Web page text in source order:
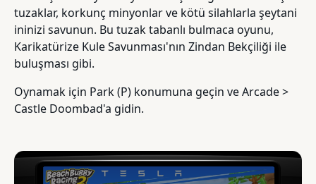
tuzaklar, korkunç minyonlar ve kötü silahlarla şeytani
ininizi savunun. Bu tuzak tabanlı bulmaca oyunu,
Karikatürize Kule Savunması'nın Zindan Bekçiliği ile
buluşması gibi.
Oynamak için Park (P) konumuna geçin ve Arcade >
Castle Doombad'a gidin.